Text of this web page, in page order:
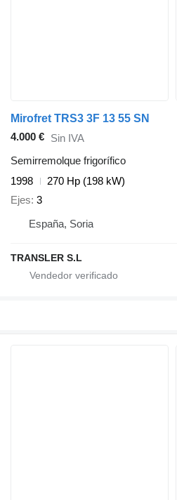
Mirofret TRS3 3F 13 55 SN
4.000 € Sin IVA
Semirremolque frigorífico
1998
270 Hp (198 kW)
Ejes 3
España, Soria
TRANSLER S.L